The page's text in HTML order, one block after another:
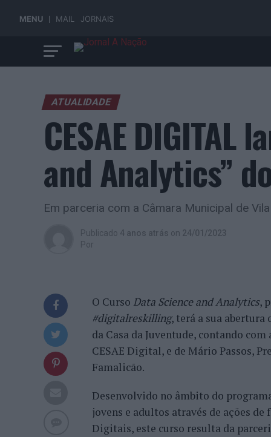
MENU MAIL JORNAIS
ATUALIDADE
CESAE DIGITAL
and Analytics”
Em parceria com a Câmara Municipal de
Publicado 4 anos atrás on 24/01/2023
Por
O Curso Data Science and Analytics,
#digitalreskilling, terá a sua abertura
da Casa da Juventude, contando
CESAE Digital, e de Mário Passos,
Famalicão.
Desenvolvido no âmbito do
jovens e adultos através de ações
Digitais, este curso resulta da